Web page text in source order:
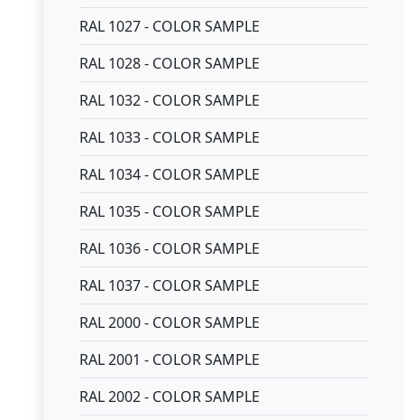
RAL 1027 - COLOR SAMPLE
RAL 1028 - COLOR SAMPLE
RAL 1032 - COLOR SAMPLE
RAL 1033 - COLOR SAMPLE
RAL 1034 - COLOR SAMPLE
RAL 1035 - COLOR SAMPLE
RAL 1036 - COLOR SAMPLE
RAL 1037 - COLOR SAMPLE
RAL 2000 - COLOR SAMPLE
RAL 2001 - COLOR SAMPLE
RAL 2002 - COLOR SAMPLE